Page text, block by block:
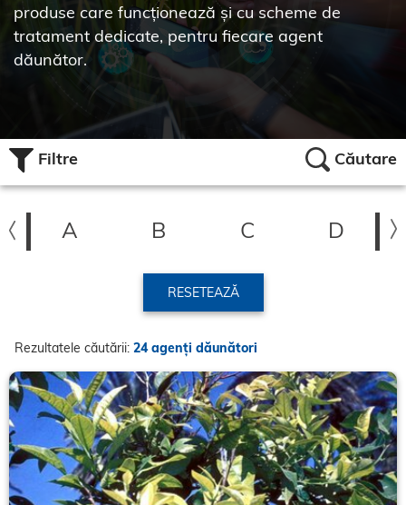
produse care funcționează și cu scheme de
tratament dedicate, pentru fiecare agent
dăunător.
Filtre Căutare
A B C D
RESETEAZĂ
Rezultatele căutării: 24 agenți dăunători